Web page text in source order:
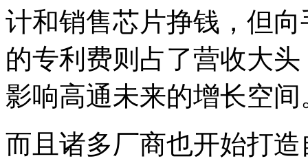
计和销售芯片挣钱，但
的专利费则占了营收大
影响高通未来的增长空间
而且诸多厂商也开始打